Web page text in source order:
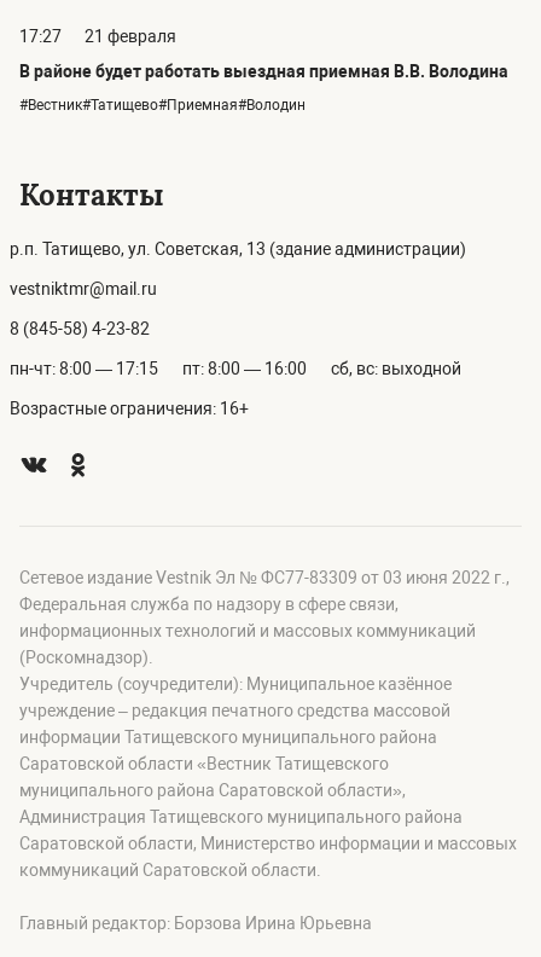
17:27
21 февраля
В районе будет работать выездная приемная В.В. Володина
#Вестник#Татищево#Приемная#Володин
Контакты
р.п. Татищево, ул. Советская, 13 (здание администрации)
vestniktmr@mail.ru
8 (845-58) 4-23-82
пн-чт: 8:00 — 17:15 пт: 8:00 — 16:00 сб, вс: выходной
Возрастные ограничения: 16+
Сетевое издание Vestnik Эл № ФС77-83309 от 03 июня 2022 г.,
Федеральная служба по надзору в сфере связи,
информационных технологий и массовых коммуникаций
(Роскомнадзор).
Учредитель (соучредители): Муниципальное казённое
учреждение – редакция печатного средства массовой
информации Татищевского муниципального района
Саратовской области «Вестник Татищевского
муниципального района Саратовской области»,
Администрация Татищевского муниципального района
Саратовской области, Министерство информации и массовых
коммуникаций Саратовской области.
Главный редактор: Борзова Ирина Юрьевна